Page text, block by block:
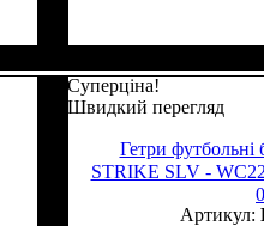
Суперціна!
Швидкий перегляд
Гетри
STRIKE SLV -